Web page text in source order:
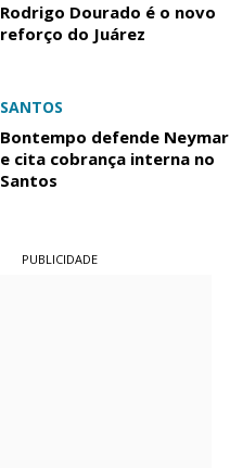
Rodrigo Dourado é o novo
reforço do Juárez
SANTOS
Bontempo defende Neymar
e cita cobrança interna no
Santos
PUBLICIDADE